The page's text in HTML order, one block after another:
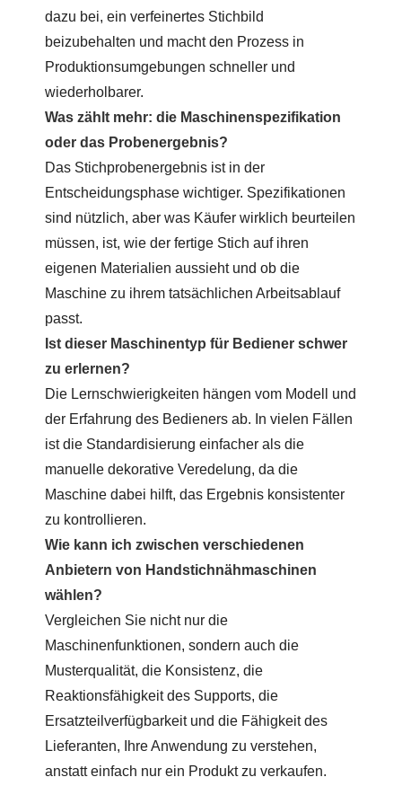
dazu bei, ein verfeinertes Stichbild
beizubehalten und macht den Prozess in
Produktionsumgebungen schneller und
wiederholbarer.
Was zählt mehr: die Maschinenspezifikation
oder das Probenergebnis?
Das Stichprobenergebnis ist in der
Entscheidungsphase wichtiger. Spezifikationen
sind nützlich, aber was Käufer wirklich beurteilen
müssen, ist, wie der fertige Stich auf ihren
eigenen Materialien aussieht und ob die
Maschine zu ihrem tatsächlichen Arbeitsablauf
passt.
Ist dieser Maschinentyp für Bediener schwer
zu erlernen?
Die Lernschwierigkeiten hängen vom Modell und
der Erfahrung des Bedieners ab. In vielen Fällen
ist die Standardisierung einfacher als die
manuelle dekorative Veredelung, da die
Maschine dabei hilft, das Ergebnis konsistenter
zu kontrollieren.
Wie kann ich zwischen verschiedenen
Anbietern von Handstichnähmaschinen
wählen?
Vergleichen Sie nicht nur die
Maschinenfunktionen, sondern auch die
Musterqualität, die Konsistenz, die
Reaktionsfähigkeit des Supports, die
Ersatzteilverfügbarkeit und die Fähigkeit des
Lieferanten, Ihre Anwendung zu verstehen,
anstatt einfach nur ein Produkt zu verkaufen.